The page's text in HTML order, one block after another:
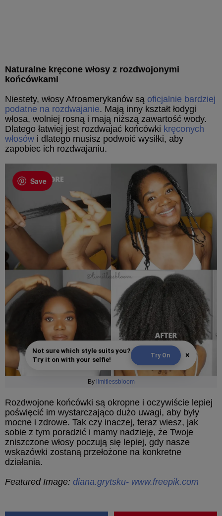
Naturalne kręcone włosy z rozdwojonymi
końcówkami
Niestety, włosy Afroamerykanów są oficjalnie bardziej
podatne na rozdwajanie. Mają inny kształt łodygi
włosa, wolniej rosną i mają niższą zawartość wody.
Dlatego łatwiej jest rozdwajać końcówki kręconych
włosów i dlatego musisz podwoić wysiłki, aby
zapobiec ich rozdwajaniu.
Save
Not sure which style suits you?
Try it on with your selfie!
Try On ×
By limitlessbloom
Rozdwojone końcówki są okropne i oczywiście lepiej
poświęcić im wystarczająco dużo uwagi, aby były
mocne i zdrowe. Tak czy inaczej, teraz wiesz, jak
sobie z tym poradzić i mamy nadzieję, że Twoje
zniszczone włosy poczują się lepiej, gdy nasze
wskazówki zostaną przełożone na konkretne
działania.
Featured Image: diana.grytsku- www.freepik.com